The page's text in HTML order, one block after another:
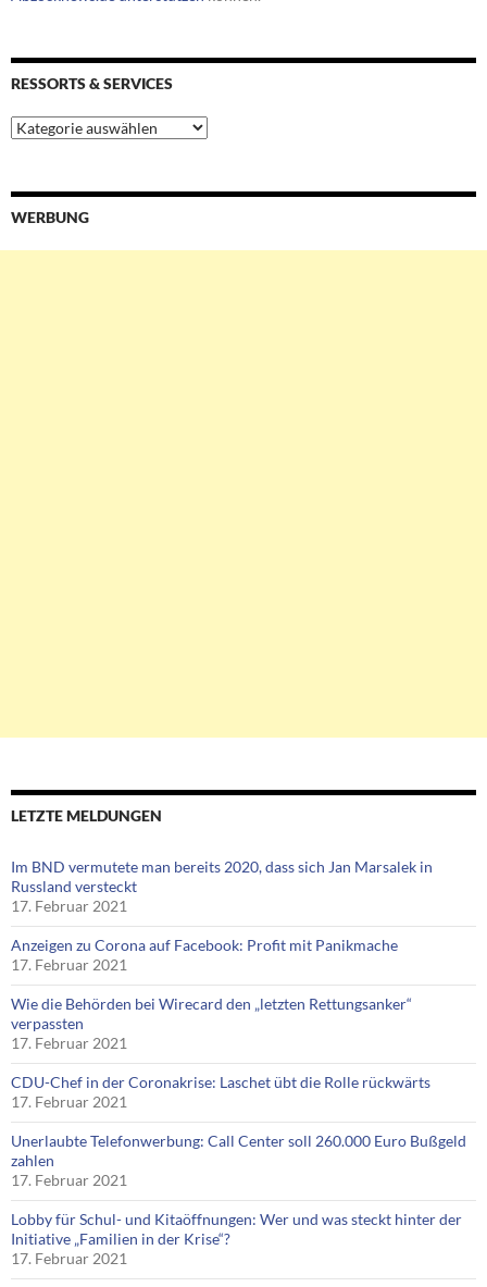
RESSORTS & SERVICES
Ressorts
&
WERBUNG
LETZTE MELDUNGEN
Im BND vermutete man bereits 2020, dass sich Jan Marsalek in
Russland versteckt
17. Februar 2021
Anzeigen zu Corona auf Facebook: Profit mit Panikmache
17. Februar 2021
Wie die Behörden bei Wirecard den „letzten Rettungsanker“
verpassten
17. Februar 2021
CDU-Chef in der Coronakrise: Laschet übt die Rolle rückwärts
17. Februar 2021
Unerlaubte Telefonwerbung: Call Center soll 260.000 Euro Bußgeld
zahlen
17. Februar 2021
Lobby für Schul- und Kitaöffnungen: Wer und was steckt hinter der
Initiative „Familien in der Krise“?
17. Februar 2021